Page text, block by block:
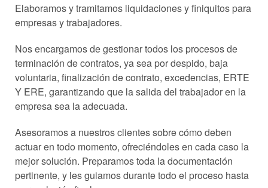
Elaboramos y tramitamos liquidaciones y finiquitos para
empresas y trabajadores.
Nos encargamos de gestionar todos los procesos de
terminación de contratos, ya sea por despido, baja
voluntaria, finalización de contrato, excedencias, ERTE
Y ERE, garantizando que la salida del trabajador en la
empresa sea la adecuada.
Asesoramos a nuestros clientes sobre cómo deben
actuar en todo momento, ofreciéndoles en cada caso la
mejor solución. Preparamos toda la documentación
pertinente, y les guiamos durante todo el proceso hasta